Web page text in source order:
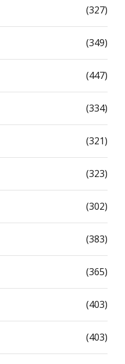
(327)
(349)
(447)
(334)
(321)
(323)
(302)
(383)
(365)
(403)
(403)